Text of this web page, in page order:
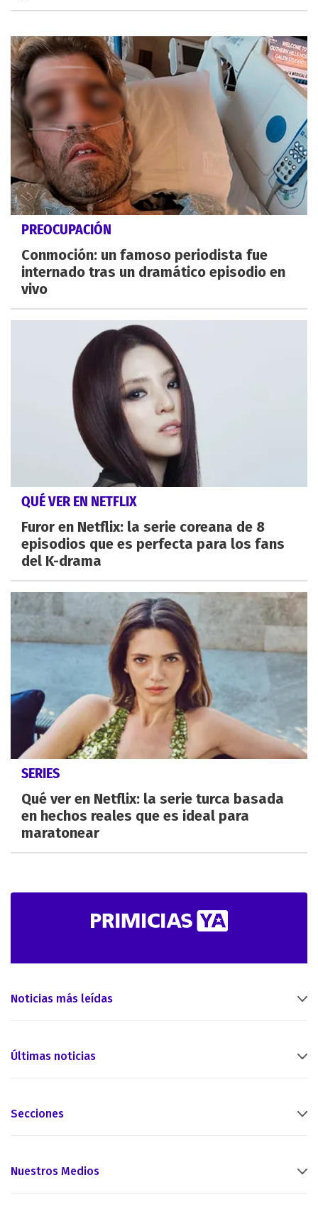
PREOCUPACIÓN
Conmoción: un famoso periodista fue
internado tras un dramático episodio en
vivo
QUÉ VER EN NETFLIX
Furor en Netflix: la serie coreana de 8
episodios que es perfecta para los fans
del K-drama
SERIES
Qué ver en Netflix: la serie turca basada
en hechos reales que es ideal para
maratonear
Noticias más leídas
Últimas noticias
Secciones
Nuestros Medios